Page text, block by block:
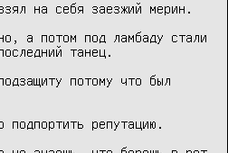
на себя заезжий мерин.
а потом под ламбаду стали
танец.
потому что был
репутацию.